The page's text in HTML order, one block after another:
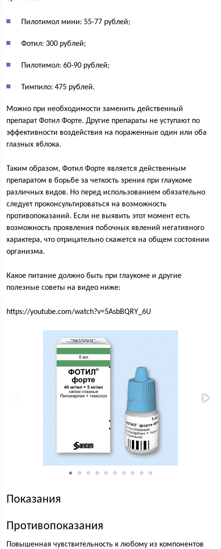
Пилотимол мини: 55-77 рублей;
Фотил: 300 рублей;
Пилотимол: 60-90 рублей;
Тимпило: 475 рублей.
Можно при необходимости заменить действенный
препарат Фотил Форте. Другие препараты не уступают по
эффективности воздействия на пораженные один или оба
глазных яблока.
Таким образом, Фотил Форте является действенным
препаратом в борьбе за четкость зрения при глаукоме
различных видов. Но перед использованием обязательно
следует проконсультироваться на возможность
противопоказаний. Если не выявить этот момент есть
возможность проявления побочных явлений негативного
характера, что отрицательно скажется на общем состоянии
организма.
Какое питание должно быть при глаукоме и другие
полезные советы на видео ниже:
https://youtube.com/watch?v=5AsbBQRY_6U
Показания
Противопоказания
Повышенная чувствительность к любому из компонентов